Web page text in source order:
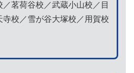
茗荷谷校／武蔵小山校／目
校／雪が谷大塚校／用賀校